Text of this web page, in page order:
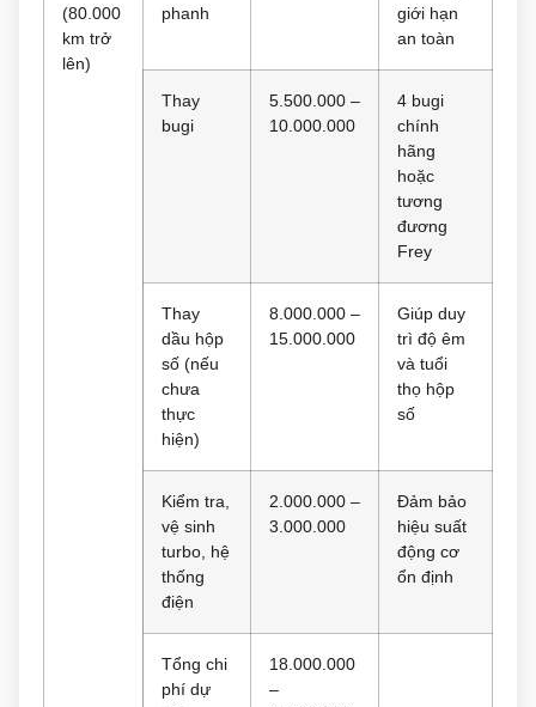
(80.000
km trở
lên)
phanh
giới hạn
an toàn
Thay
bugi
5.500.000 –
10.000.000
4 bugi
chính
hãng
hoặc
tương
đương
Frey
Thay
dầu hộp
số (nếu
chưa
thực
hiện)
8.000.000 –
15.000.000
Giúp duy
trì độ êm
và tuổi
thọ hộp
số
Kiểm tra,
vệ sinh
turbo, hệ
thống
điện
2.000.000 –
3.000.000
Đảm bảo
hiệu suất
động cơ
ổn định
Tổng chi
phí dự
18.000.000
–